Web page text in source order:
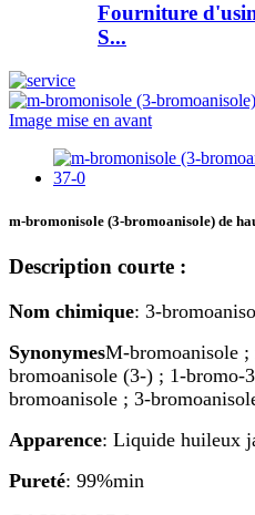
Fourniture
S...
m-bromonisole (3-bromoanisole) de
Description courte :
Nom chimique: 3-
SynonymesM-bromoanisole ;
bromoanisole (3-) ; 1-bromo-
bromoanisole ; 3-
Apparence: Liquide huileux
Pureté: 99%min